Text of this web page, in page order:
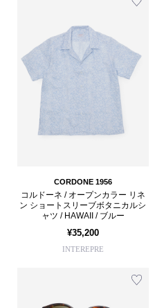
CORDONE 1956
コルドーネ / オープンカラー リネ
ン ショートスリーブボタニカルシ
ャツ / HAWAII / ブルー
¥35,200
INTEREPRE